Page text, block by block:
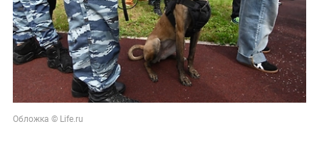
Обложка © Life.ru